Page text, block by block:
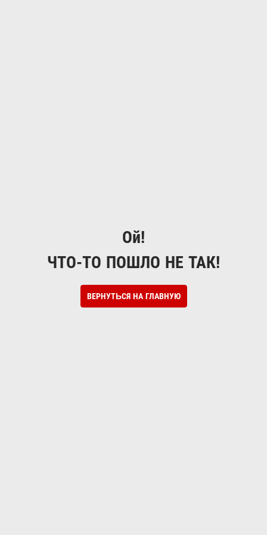
Ой!
ЧТО-ТО ПОШЛО НЕ ТАК!
ВЕРНУТЬСЯ НА ГЛАВНУЮ